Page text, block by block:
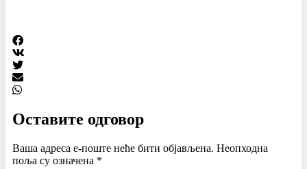
Оставите одговор
Ваша адреса е-поште неће бити објављена. Неопходна
поља су означена *